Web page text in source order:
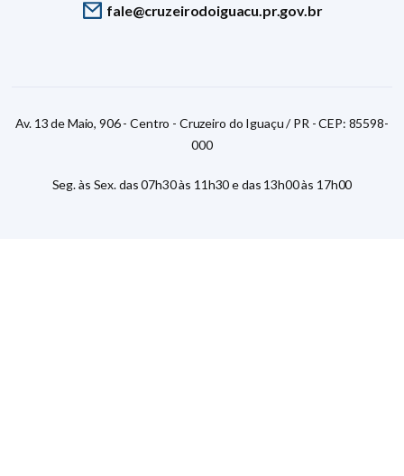
fale@cruzeirodoiguacu.pr.gov.br
Av. 13 de Maio, 906 - Centro - Cruzeiro do Iguaçu / PR - CEP: 85598-
000
Seg. às Sex. das 07h30 às 11h30 e das 13h00 às 17h00